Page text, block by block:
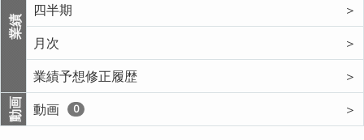
業績
四半期
＞
月次
＞
業績予想修正履歴
＞
動画 動画 0 ＞